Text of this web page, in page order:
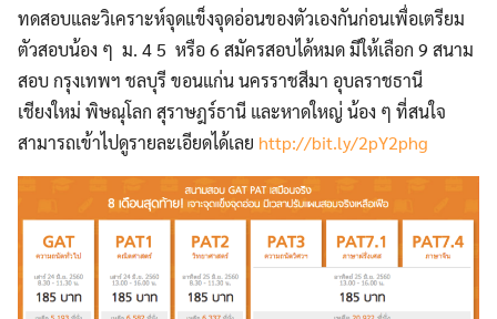
ทดสอบและวิเคราะห์จุดแข็งจุดอ่อนของตัวเองกันก่อนเพื่อเตรียม
ตัวสอบน้อง ๆ ม. 4 5 หรือ 6 สมัครสอบได้หมด มีให้เลือก 9 สนาม
สอบ กรุงเทพฯ ชลบุรี ขอนแก่น นครราชสีมา อุบลราชธานี
เชียงใหม่ พิษณุโลก สุราษฎร์ธานี และหาดใหญ่ น้อง ๆ ที่สนใจ
สามารถเข้าไปดูรายละเอียดได้เลย http://bit.ly/2pY2phg